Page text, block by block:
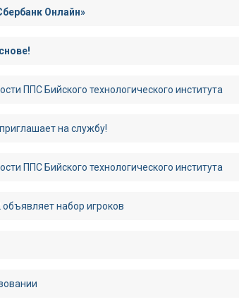
Онлайн»
ППС Бийского технологического института
на службу!
ППС Бийского технологического института
набор игроков